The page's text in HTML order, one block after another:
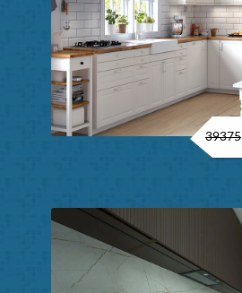
39375